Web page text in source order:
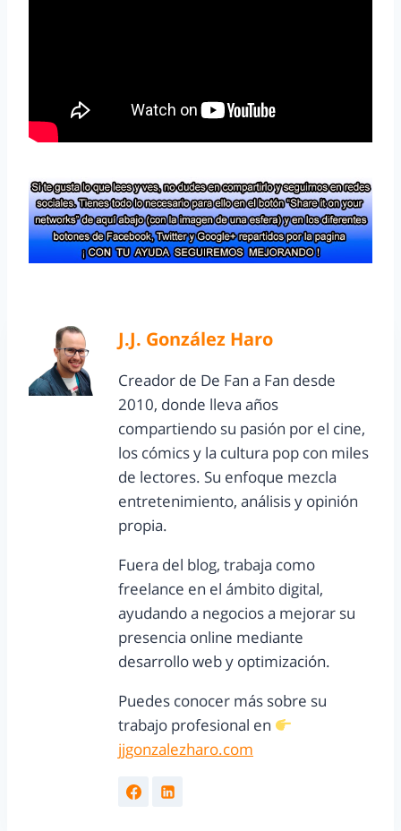
J.J. González Haro
Creador de De Fan a Fan desde
2010, donde lleva años
compartiendo su pasión por el cine,
los cómics y la cultura pop con miles
de lectores. Su enfoque mezcla
entretenimiento, análisis y opinión
propia.
Fuera del blog, trabaja como
freelance en el ámbito digital,
ayudando a negocios a mejorar su
presencia online mediante
desarrollo web y optimización.
Puedes conocer más sobre su
trabajo profesional en
jjgonzalezharo.com